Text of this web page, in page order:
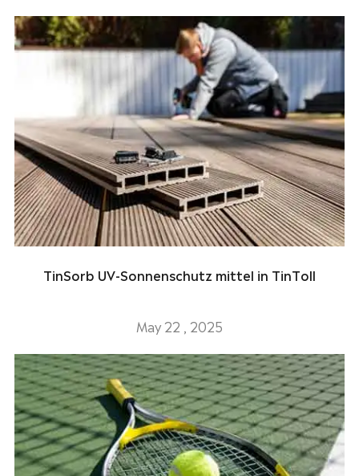
TinSorb UV-Sonnenschutz mittel in TinToll
May 22 , 2025